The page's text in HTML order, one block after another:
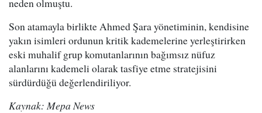
Son atamayla birlikte Ahmed Şara yönetiminin, kendisine
yakın isimleri ordunun kritik kademelerine yerleştirirken
eski muhalif grup komutanlarının bağımsız nüfuz
alanlarını kademeli olarak tasfiye etme stratejisini
sürdürdüğü değerlendiriliyor.
Kaynak: Mepa News